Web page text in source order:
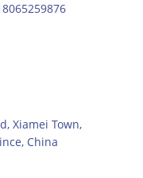
Xiamei Town,
China